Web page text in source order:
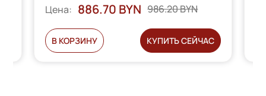
Цена: 886.70 BYN 986.20 BYN
В КОРЗИНУ КУПИТЬ СЕЙЧАС